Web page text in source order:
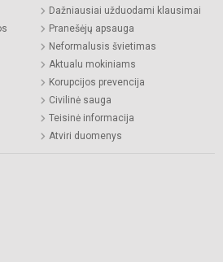
Dažniausiai užduodami klausimai
Pranešėjų apsauga
Neformalusis švietimas
Aktualu mokiniams
Korupcijos prevencija
Civilinė sauga
Teisinė informacija
Atviri duomenys